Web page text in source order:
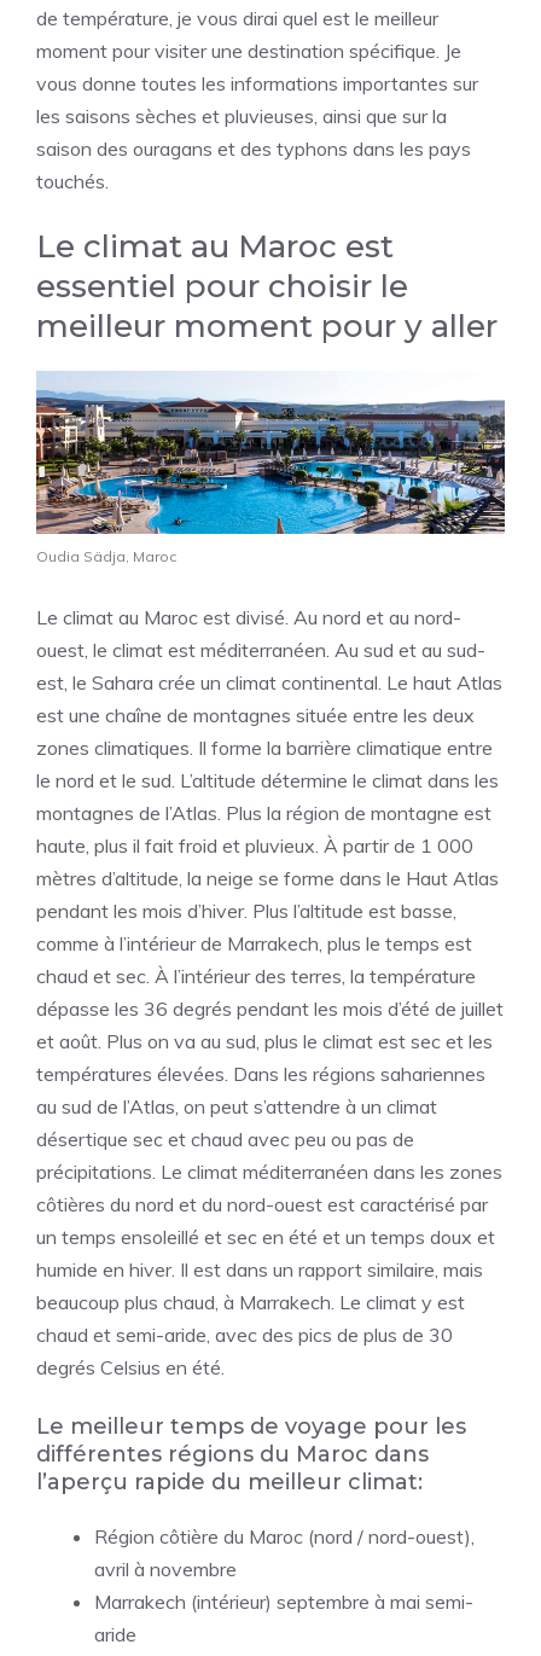
de température, je vous dirai quel est le meilleur
moment pour visiter une destination spécifique. Je
vous donne toutes les informations importantes sur
les saisons sèches et pluvieuses, ainsi que sur la
saison des ouragans et des typhons dans les pays
touchés.
Le climat au Maroc est
essentiel pour choisir le
meilleur moment pour y aller
Oudia Sädja, Maroc
Le climat au Maroc est divisé. Au nord et au nord-
ouest, le climat est méditerranéen. Au sud et au sud-
est, le Sahara crée un climat continental. Le haut Atlas
est une chaîne de montagnes située entre les deux
zones climatiques. Il forme la barrière climatique entre
le nord et le sud. L’altitude détermine le climat dans les
montagnes de l’Atlas. Plus la région de montagne est
haute, plus il fait froid et pluvieux. À partir de 1 000
mètres d’altitude, la neige se forme dans le Haut Atlas
pendant les mois d’hiver. Plus l’altitude est basse,
comme à l’intérieur de Marrakech, plus le temps est
chaud et sec. À l’intérieur des terres, la température
dépasse les 36 degrés pendant les mois d’été de juillet
et août. Plus on va au sud, plus le climat est sec et les
températures élevées. Dans les régions sahariennes
au sud de l’Atlas, on peut s’attendre à un climat
désertique sec et chaud avec peu ou pas de
précipitations. Le climat méditerranéen dans les zones
côtières du nord et du nord-ouest est caractérisé par
un temps ensoleillé et sec en été et un temps doux et
humide en hiver. Il est dans un rapport similaire, mais
beaucoup plus chaud, à Marrakech. Le climat y est
chaud et semi-aride, avec des pics de plus de 30
degrés Celsius en été.
Le meilleur temps de voyage pour les
différentes régions du Maroc dans
l’aperçu rapide du meilleur climat:
Région côtière du Maroc (nord / nord-ouest),
avril à novembre
Marrakech (intérieur) septembre à mai semi-
aride